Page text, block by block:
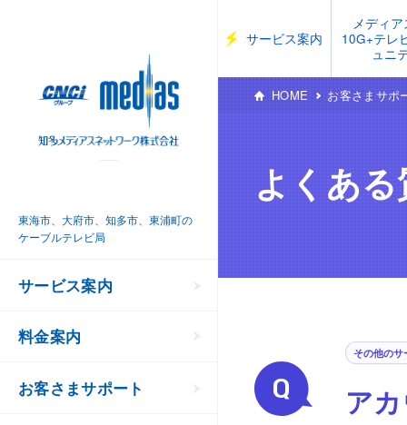
東海市、大府市、知多市、東浦町の
ケーブルテレビ局
サービス案内
料金案内
お客さまサポート
サービス案内
メディ
10G+テレ
ュニ
HOME お客さまサポ
よくあ
その他のサ
ア